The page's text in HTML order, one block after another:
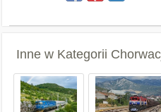
Inne w Kategorii